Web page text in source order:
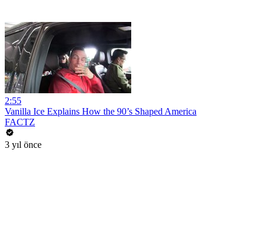
2:55
Vanilla Ice Explains How the 90’s Shaped America
FACTZ
3 yıl önce